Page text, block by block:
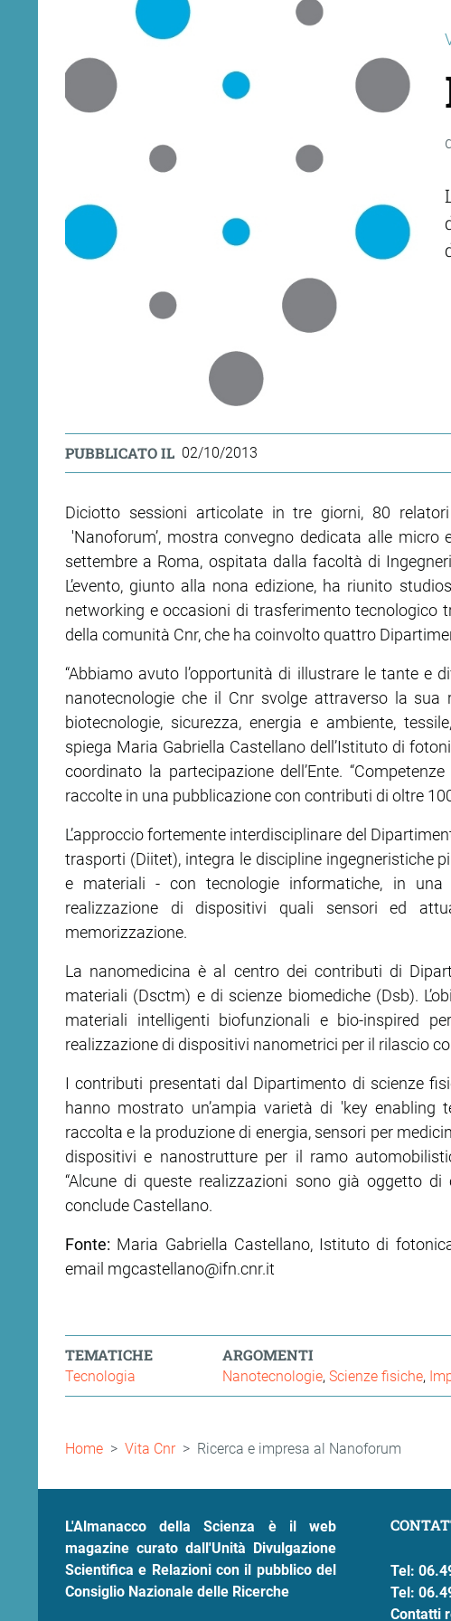
PUBBLICATO IL 02/10/2013
Diciotto sessioni articolate in tre giorni, 80
'Nanoforum’, mostra convegno dedicata alle
settembre a Roma, ospitata dalla facoltà di
L’evento, giunto alla nona edizione, ha riunito
networking e occasioni di trasferimento tecnologico
della comunità Cnr, che ha coinvolto quattro
“Abbiamo avuto l’opportunità di illustrare le tante e
nanotecnologie che il Cnr svolge attraverso la
biotecnologie, sicurezza, energia e ambiente,
spiega Maria Gabriella Castellano dell’Istituto di
coordinato la partecipazione dell’Ente.
raccolte in una pubblicazione con contributi di oltre
L’approccio fortemente interdisciplinare del
trasporti (Diitet), integra le discipline ingegneristiche
e materiali - con tecnologie informatiche, in una
realizzazione di dispositivi quali sensori ed
memorizzazione.
La nanomedicina è al centro dei contributi di
materiali (Dsctm) e di scienze biomediche (Dsb).
materiali intelligenti biofunzionali e bio-inspired
realizzazione di dispositivi nanometrici per il rilascio
I contributi presentati dal Dipartimento di scienze
hanno mostrato un’ampia varietà di 'key enabling
raccolta e la produzione di energia, sensori per
dispositivi e nanostrutture per il ramo
“Alcune di queste realizzazioni sono già oggetto di
conclude Castellano.
Fonte: Maria Gabriella Castellano, Istituto di
email mgcastellano@ifn.cnr.it
TEMATICHE
Tecnologia
ARGOMENTI
Nanotecnologie Scienze fisiche
Briciole
Home Vita Cnr Ricerca e impresa al Nanoforum
L'Almanacco della Scienza è il web
magazine curato dall'Unità Divulgazione
Scientifica e Relazioni con il pubblico del
Consiglio Nazionale delle Ricerche
Tel:
Tel:
Contatti